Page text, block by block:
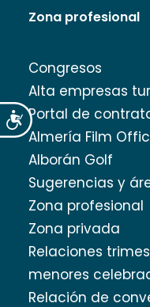
Accesibilidad
Zona profesional
Congresos
Alta empresas
Portal de
Almería Film
Alborán Golf
Sugerencias y
Zona profesional
Zona privada
Relaciones
menores
Relación de